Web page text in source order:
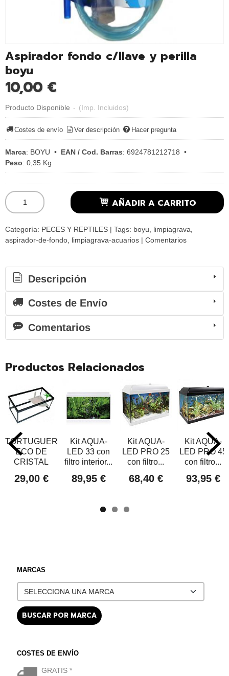
MARCAS
COSTES DE ENVÍO
GRATIS *
Aspirador fondo c/llave y perilla
boyu
10,00 €
Producto Disponible - (Imp. Incluidos)
Costes de envío Ver descripción Hacer pregunta
Marca: BOYU • EAN / Cod. Barras: 6924781212718 •
Peso: 0,35 Kg
AÑADIR A CARRITO
Categoría: PECES Y REPTILES | Tags: boyu
limpiagrava
aspirador-de-fondo limpiagrava-acuarios | Comentarios
Descripción
Costes de Envío
Comentarios
Productos Relacionados
TORTUGUERA
ECO DE
CRISTAL
29,00 €
Kit AQUA-
LED 33 con
filtro interior...
89,95 €
Kit AQUA-
LED PRO 25
con filtro...
68,40 €
Kit AQUA-
LED PRO 45
con filtro...
93,95 €